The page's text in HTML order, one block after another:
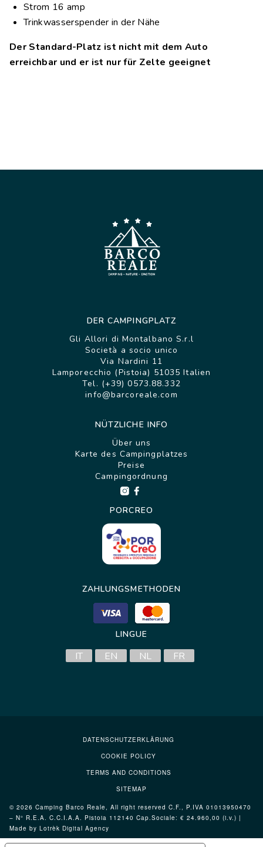
Strom 16 amp
Trinkwasserspender in der Nähe
Der Standard-Platz ist nicht mit dem Auto
erreichbar und er ist nur für Zelte geeignet
DER CAMPINGPLATZ
Gli Allori di Montalbano S.r.l
Società a socio unico
Via Nardini 11
Lamporecchio (Pistoia) 51035 Italien
Tel. (+39) 0573.88.332
info@barcoreale.com
NÜTZLICHE INFO
Über uns
Karte des Campingplatzes
Preise
Campingordnung
PORCREO
ZAHLUNGSMETHODEN
LINGUE
IT EN NL FR
© 2026 Camping Barco Reale, All right reserved C.F., P.IVA 01013950470
– N° R.E.A. C.C.I.A.A. Pistoia 112140 Cap.Sociale: € 24.960,00 (i.v.) |
Made by Lotrèk Digital Agency
DATENSCHUTZERKLÄRUNG
COOKIE POLICY
TERMS AND CONDITIONS
SITEMAP